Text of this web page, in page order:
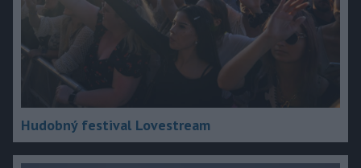
Hudobný festival Lovestream